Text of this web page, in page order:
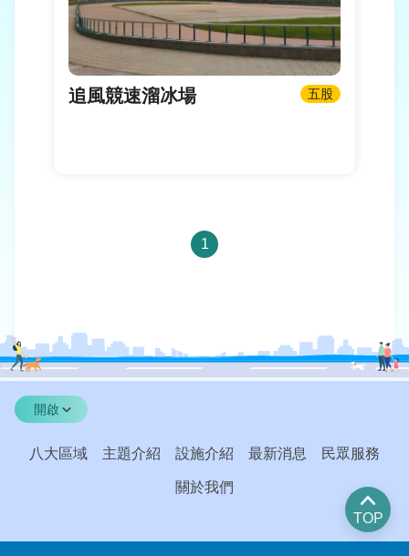
追風競速溜冰場 五股
1
開啟
八大區域 主題介紹 設施介紹 最新消息 民眾服務
關於我們
TOP